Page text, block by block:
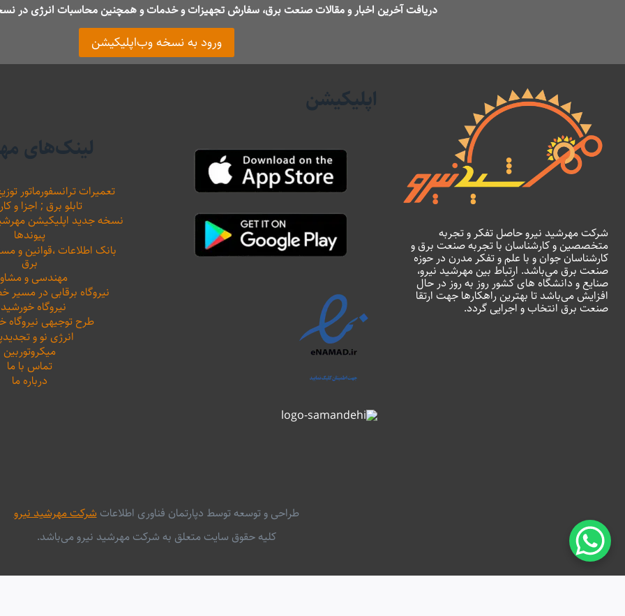
دریافت آخرین اخبار و مقالات صنعت برق، سفارش تجهیزات و خدمات و همچنین محاسبات انرژی در
ورود به نسخه وب‌اپلیکیشن
شرکت مهرشید نیرو حاصل تفکر و تجربه
متخصصین و کارشناسان با تجربه صنعت برق و
کارشناسان جوان و با علم و تفکر مدرن در حوزه
صنعت برق می‌باشد. ارتباط بین مهرشید نیرو،
صنایع و دانشگاه های کشور روز به روز در حال
افزایش می‌باشد تا بهترین راهکارها جهت ارتقا
صنعت برق انتخاب و اجرایی گردد.
اپلیکیشن
لینک‌های
تعمیرات ترانسفورماتور
تابلو برق ; اجزا و
نسخه جدید اپلیکیشن مهرشید
پیوندها
بانک اطلاعات ،‌قوانین و
برق
مهندسی و
نیروگاه برقابی در مسیر
نیروگاه
طرح توجیهی نیروگاه
انرژی نو و
میکروتوربین
تماس با ما
درباره ما
طراحی و توسعه توسط دپارتمان فناوری اطلاعاتشرکت مهرشید نیرو
کلیه حقوق سایت متعلق به شرکت مهرشید نیرو می‌باشد.